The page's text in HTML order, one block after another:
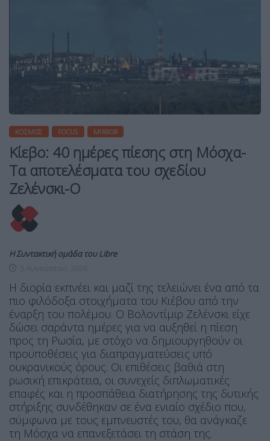
ΚΌΣΜΟΣ FOCUS MIRROR
Κίεβο: 40 ημέρες πίεσης στη Μόσχα-
Τα αποτελέσματα του σχεδίου
Ζελένσκι-Ο
Η Συντακτική ομάδα του Libre
Η διορία εκπνέει και μαζί της τελειώνει ένα από τα
πιο φιλόδοξα στοιχήματα του Κιέβου από την
έναρξη του πολέμου. Ο Βολοντίμιρ Ζελένσκι είχε
δώσει σαράντα ημέρες για να αυξηθεί η πίεση
προς τη Ρωσία, με στόχο να δημιουργηθούν οι
προϋποθέσεις για διαπραγματεύσεις υπό
ουκρανικούς όρους. Οι επιθέσεις βαθιά στη
ρωσική επικράτεια, οι συνεχείς διπλωματικές
επαφές και η προσπάθεια διατήρησης της δυτικής
στήριξης συνδέθηκαν σε ένα ενιαίο σχέδιο που,
σύμφωνα με τους εμπνευστές του, θα ανάγκαζε
τη Μόσχα να επανεξετάσει τη στάση της.